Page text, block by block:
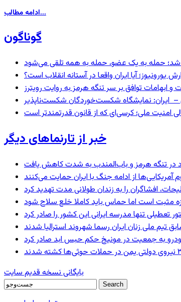
ادامه مطالب...
گوناگون
شد؛ حمله به یک عضو، حمله به همه تلقی می‌شود
یورونیوز؛ آیا ایران واقعا در آستانه انقلاب است؟
و ابهامات توافق بر سر تنگه هرمز به روایت رویترز
– ایران: نمایشگاه شکست‌خوردگان شکست‌ناپذیر
امنیت ملی؛ کرسی‌ای که از قانون قدرتمندتر است
خبر از تارنماهای دیگر
در تنگه هرمز و باب‌المندب به شدت کاهش یافت
از ادامه جنگ با ایران حمایت می‌کنند
افشاگران را به زندان طولانی مدت تهدید کرد
مثبت است اما حماس باید کاملا خلع سلاح شود
تعطیلی تنها مدرسه ایرانی این کشور را صادر کرد
تیم ملی زنان ایران رسما شهروند استرالیا شدند
به جمعیت در مونیخ حکم حبس ابد صادر کرد
بایگانی نسخه قدیم سایت